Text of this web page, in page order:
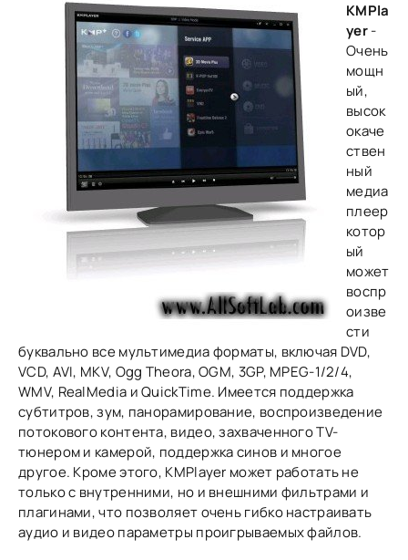
KMPla
yer-
Очень
мощн
ый,
высок
окаче
ствен
ный
медиа
плеер
котор
ый
может
воспр
оизве
сти
буквально все мультимедиа форматы, включая DVD,
VCD, AVI, MKV, Ogg Theora, OGM, 3GP, MPEG-1/2/4,
WMV, RealMedia и QuickTime. Имеется поддержка
субтитров, зум, панорамирование, воспроизведение
потокового контента, видео, захваченного TV-
тюнером и камерой, поддержка синов и многое
другое. Кроме этого, KMPlayer может работать не
только с внутренними, но и внешними фильтрами и
плагинами, что позволяет очень гибко настраивать
аудио и видео параметры проигрываемых файлов.